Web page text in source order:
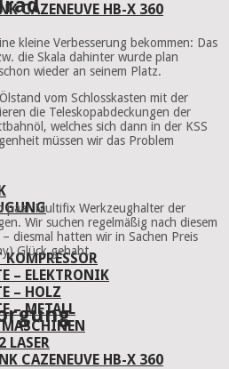
CAZENEUVE HB-X 360
KOMPRESSOR
– ELEKTRONIK
– HOLZ
– METALL
LASER
CAZENEUVE HB-X 360
kleine Verbesserung bekommen: Das
die Skala dahinter wurde plan
wieder an seinem Platz.
vom Schlosskasten mit der
die Teleskopabdeckungen der
welches sich dann in der KSS
müssen wir das Problem
paar Multifix Werkzeughalter der
Wir suchen regelmäßig nach diesem
diesmal hatten wir in Sachen Preis
Glück gehabt.